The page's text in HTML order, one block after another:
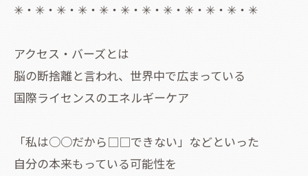
✳・✳・✳・✳・✳・✳・✳・✳・✳・✳・✳・✳
アクセス・バーズとは
脳の断捨離と言われ、世界中で広まっている
国際ライセンスのエネルギーケア
「私は○○だから□□できない」などといった
自分の本来もっている可能性を